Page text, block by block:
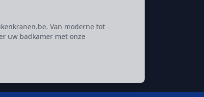
Van moderne tot
uw badkamer met onze